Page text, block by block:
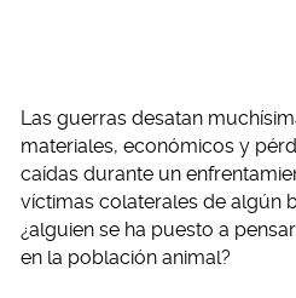
Las guerras desatan
materiales, económicos y
caídas durante un
víctimas colaterales de algún
¿alguien se ha puesto a
en la población animal?